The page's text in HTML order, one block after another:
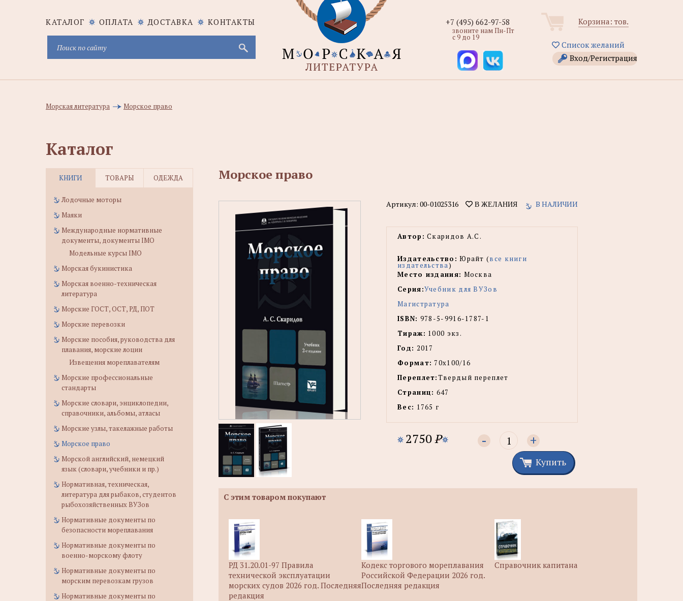
КАТАЛОГ ОПЛАТА ДОСТАВКА КОНТАКТЫ Корзина: тов.
Список желаний
Вход/Регистрация
+7 (495) 662-97-58
звоните нам Пн-Пт
с 9 до 19
Морская литература Морское право
Каталог
КНИГИ ТОВАРЫ ОДЕЖДА
Лодочные моторы
Маяки
Международные нормативные
документы, документы IMO
Модельные курсы IMO
Морская букинистика
Морская военно-техническая
литература
Морские ГОСТ, ОСТ, РД, ПОТ
Морские перевозки
Морские пособия, руководства для
плавания, морские лоции
Извещения мореплавателям
Морские профессиональные
стандарты
Морские словари, энциклопедии,
справочники, альбомы, атласы
Морские узлы, такелажные работы
Морское право
Морской английский, немецкий
язык (словари, учебники и пр.)
Нормативная, техническая,
литература для рыбаков, студентов
рыбохозяйственных ВУЗов
Нормативные документы по
безопасности мореплавания
Нормативные документы по
военно-морскому флоту
Нормативные документы по
морским перевозкам грузов
Нормативные документы по
Морское право
Артикул: 00-01025316 В ЖЕЛАНИЯ В НАЛИЧИИ
Автор: Скаридов А.С.
Издательство: Юрайт (все книги
издательства)
Место издания: Москва
Серия:Учебник для ВУЗов
Магистратура
ISBN: 978-5-9916-1787-1
Тираж: 1000 экз.
Год: 2017
Формат: 70х100/16
Переплет:Твердый переплет
Страниц: 647
Вес: 1765 г
2750P - +
Купить
С этим товаром покупают
РД 31.20.01-97 Правила
технической эксплуатации
морских судов 2026 год. Последняя
редакция
Кодекс торгового мореплавания
Российской Федерации 2026 год.
Последняя редакция
Справочник капитана